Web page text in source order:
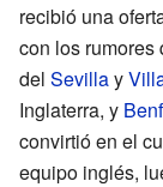
recibió una
con los
del Sevillay
Inglaterra, y
convirtió en el
equipo inglés,